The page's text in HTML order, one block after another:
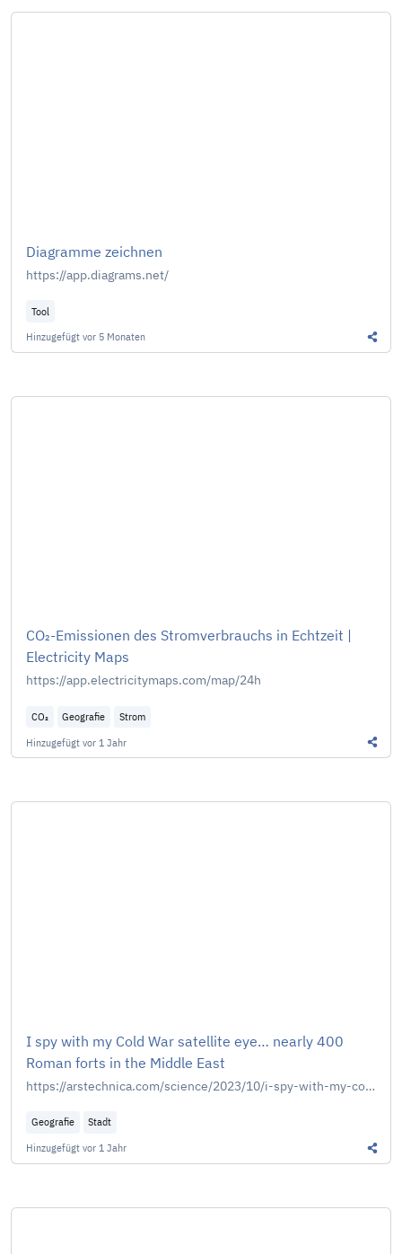
Diagramme zeichnen
https://app.diagrams.net/
Tool
Hinzugefügt vor 5 Monaten
CO₂-Emissionen des Stromverbrauchs in Echtzeit |
Electricity Maps
https://app.electricitymaps.com/map/24h
CO₂ Geografie
Strom
Hinzugefügt vor 1 Jahr
I spy with my Cold War satellite eye… nearly 400
Roman forts in the Middle East
https://arstechnica.com/science/2023/10/i-spy-with-my-cold-war-satellite-eye-nearly-400-roman-forts-in-the-middle-east/
Geografie
Stadt
Hinzugefügt vor 1 Jahr